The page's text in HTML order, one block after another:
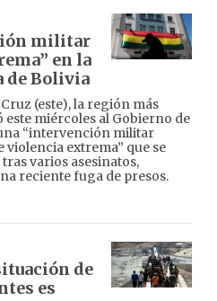
militar
en la
de Bolivia
(este), la región más
este miércoles al Gobierno de
“intervención militar
violencia extrema” que se
varios asesinatos,
reciente fuga de presos.
de
es